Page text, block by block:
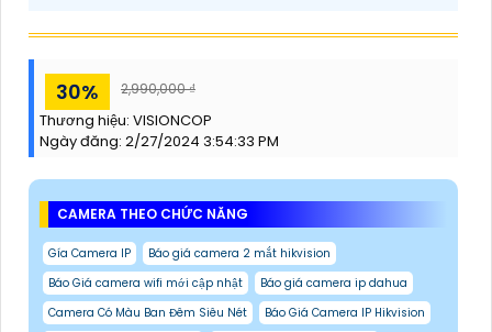
30% 2,990,000 ₫
Thương hiệu: VISIONCOP
Ngày đăng: 2/27/2024 3:54:33 PM
CAMERA THEO CHỨC NĂNG
Gía Camera IP
Báo giá camera 2 mắt hikvision
Báo Giá camera wifi mới cập nhật
Báo giá camera ip dahua
Camera Có Màu Ban Đêm Siêu Nét
Báo Giá Camera IP Hikvision